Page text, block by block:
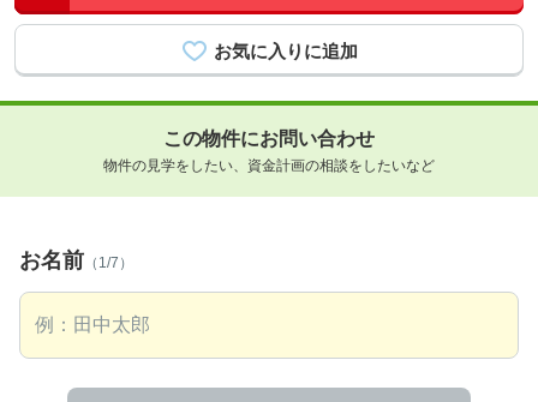
この物件にお問い合わせ
物件の見学をしたい、資金計画の相談をしたいなど
お名前 （1/7）